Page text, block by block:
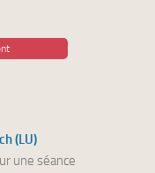
(LU)
une séance